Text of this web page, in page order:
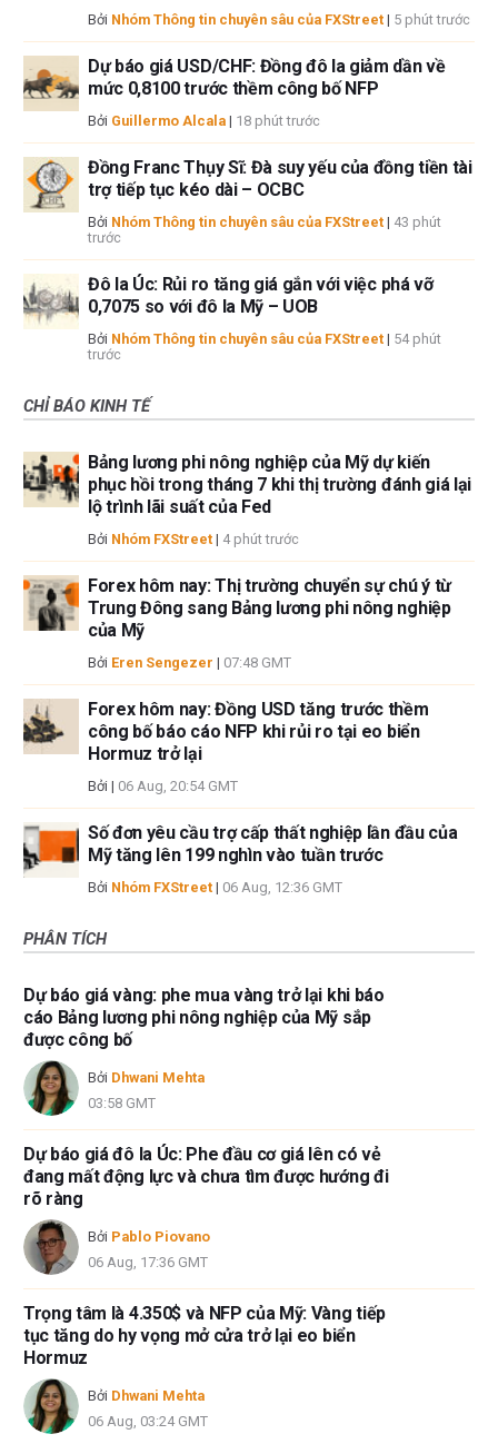
Bởi Nhóm Thông tin chuyên sâu của FXStreet | 5 phút trước
Dự báo giá USD/CHF: Đồng đô la giảm dần về
mức 0,8100 trước thềm công bố NFP
Bởi Guillermo Alcala | 18 phút trước
Đồng Franc Thụy Sĩ: Đà suy yếu của đồng tiền tài
trợ tiếp tục kéo dài – OCBC
Bởi Nhóm Thông tin chuyên sâu của FXStreet | 43 phút
trước
Đô la Úc: Rủi ro tăng giá gắn với việc phá vỡ
0,7075 so với đô la Mỹ – UOB
Bởi Nhóm Thông tin chuyên sâu của FXStreet | 54 phút
trước
CHỈ BÁO KINH TẾ
Bảng lương phi nông nghiệp của Mỹ dự kiến
phục hồi trong tháng 7 khi thị trường đánh giá lại
lộ trình lãi suất của Fed
Bởi Nhóm FXStreet | 4 phút trước
Forex hôm nay: Thị trường chuyển sự chú ý từ
Trung Đông sang Bảng lương phi nông nghiệp
của Mỹ
Bởi Eren Sengezer | 07:48 GMT
Forex hôm nay: Đồng USD tăng trước thềm
công bố báo cáo NFP khi rủi ro tại eo biển
Hormuz trở lại
Bởi | 06 Aug, 20:54 GMT
Số đơn yêu cầu trợ cấp thất nghiệp lần đầu của
Mỹ tăng lên 199 nghìn vào tuần trước
Bởi Nhóm FXStreet | 06 Aug, 12:36 GMT
PHÂN TÍCH
Dự báo giá vàng: phe mua vàng trở lại khi báo
cáo Bảng lương phi nông nghiệp của Mỹ sắp
được công bố
Bởi Dhwani Mehta
03:58 GMT
Dự báo giá đô la Úc: Phe đầu cơ giá lên có vẻ
đang mất động lực và chưa tìm được hướng đi
rõ ràng
Bởi Pablo Piovano
06 Aug, 17:36 GMT
Trọng tâm là 4.350$ và NFP của Mỹ: Vàng tiếp
tục tăng do hy vọng mở cửa trở lại eo biển
Hormuz
Bởi Dhwani Mehta
06 Aug, 03:24 GMT